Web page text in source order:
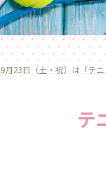
9月23日（土・祝）は「テニ
テ